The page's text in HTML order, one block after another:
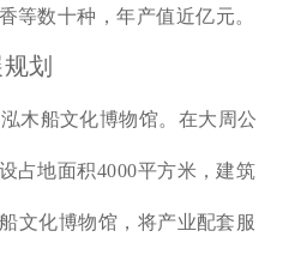
等数十种，年产值近亿元。
划
木船文化博物馆。 在大周公
占地面积4000平方米，建筑
文化博物馆，将产业配套服